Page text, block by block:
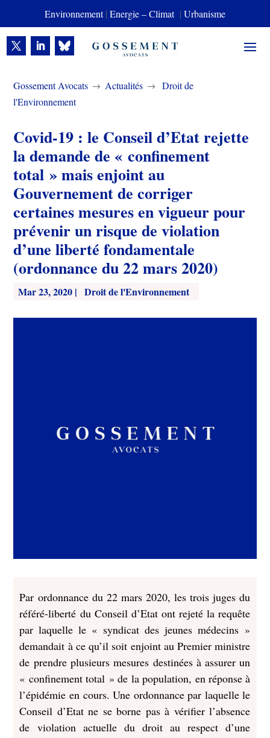
Environnement| Energie – Climat | Urbanisme
Gossement Avocats $ Actualités $
Droit de
l'Environnement
Covid-19 : le Conseil d’Etat rejette
la demande de « confinement
total » mais enjoint au
Gouvernement de corriger
certaines mesures en vigueur pour
prévenir un risque de violation
d’une liberté fondamentale
(ordonnance du 22 mars 2020)
Mar 23, 2020 | Droit de l'Environnement
Par ordonnance du 22 mars 2020, les trois juges du
référé-liberté du Conseil d’Etat ont rejeté la requête
par laquelle le « syndicat des jeunes médecins »
demandait à ce qu’il soit enjoint au Premier ministre
de prendre plusieurs mesures destinées à assurer un
« confinement total » de la population, en réponse à
l’épidémie en cours. Une ordonnance par laquelle le
Conseil d’Etat ne se borne pas à vérifier l’absence
de violation actuelle du droit au respect d’une